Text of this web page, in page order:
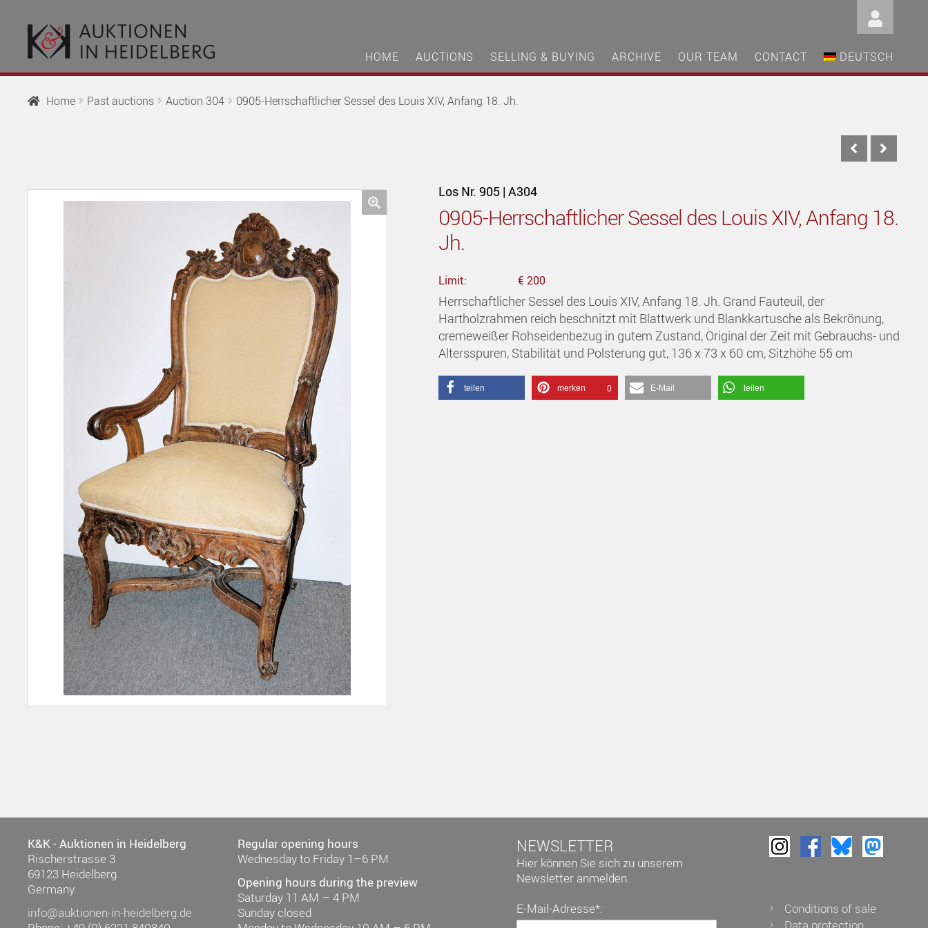
to
navigation
to
content
HOME AUCTIONS SELLING & BUYING ARCHIVE OUR TEAM CONTACT DEUTSCH
Home Past auctions Auction 304 0905-Herrschaftlicher Sessel des Louis XIV, Anfang 18. Jh.
Los Nr. 905 | A304
0905-Herrschaftlicher Sessel des Louis XIV, Anfang 18.
Jh.
Limit: € 200
Herrschaftlicher Sessel des Louis XIV, Anfang 18. Jh. Grand Fauteuil, der
Hartholzrahmen reich beschnitzt mit Blattwerk und Blankkartusche als Bekrönung,
cremeweißer Rohseidenbezug in gutem Zustand, Original der Zeit mit Gebrauchs- und
Altersspuren, Stabilität und Polsterung gut, 136 x 73 x 60 cm, Sitzhöhe 55 cm
teilen merken 0 E-Mail teilen
K&K - Auktionen in Heidelberg
Rischerstrasse 3
69123 Heidelberg
Germany
info@auktionen-in-heidelberg.de
Regular opening hours
Wednesday to Friday 1–6 PM
Opening hours during the preview
Saturday 11 AM – 4 PM
Sunday closed
NEWSLETTER
Hier können Sie sich zu unserem
Newsletter anmelden.
E-Mail-Adresse*:
Conditions of sale